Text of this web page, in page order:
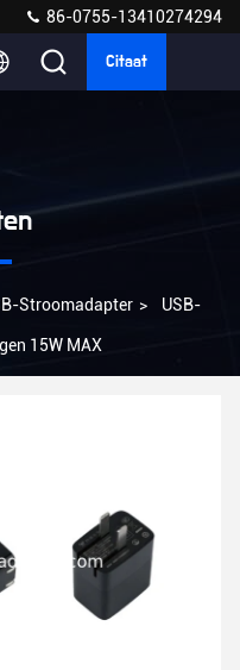
86-0755-13410274294
Citaat
Stroomadapter > USB-
15W MAX